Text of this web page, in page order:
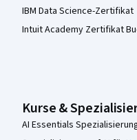
IBM Data Science-Zertifikat
Intuit Academy Zertifikat
Kurse &
AI Essentials